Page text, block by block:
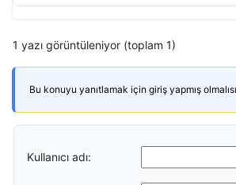
1 yazı görüntüleniyor (toplam 1)
Bu konuyu yanıtlamak için giriş yapmış
Kullanıcı adı: